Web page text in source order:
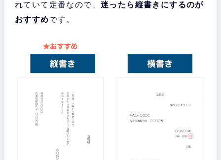
れていて定番なので、 迷ったら縦書きにするのが
おすすめです。